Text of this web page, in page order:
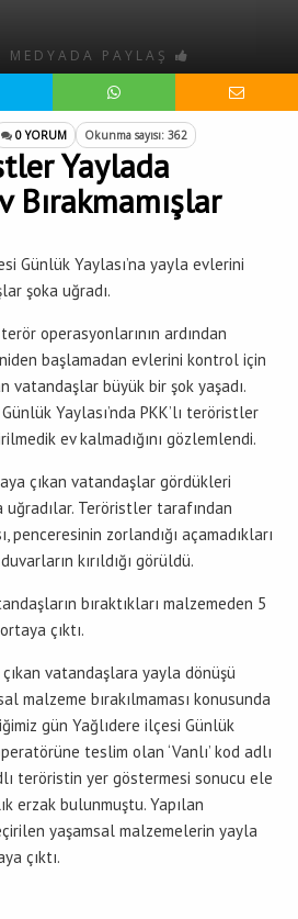
MEDYADA PAYLAŞ
0 YORUM Okunma sayısı: 362
Yaylada
Bırakmamışlar
Günlük Yaylası’na yayla evlerini
şoka uğradı.
operasyonlarının ardından
başlamadan evlerini kontrol için
vatandaşlar büyük bir şok yaşadı.
Yaylası’nda PKK’lı teröristler
ev kalmadığını gözlemlendi.
çıkan vatandaşlar gördükleri
uğradılar. Teröristler tarafından
penceresinin zorlandığı açamadıkları
kırıldığı görüldü.
bıraktıkları malzemeden 5
çıktı.
vatandaşlara yayla dönüşü
malzeme bırakılmaması konusunda
gün Yağlıdere ilçesi Günlük
teslim olan ‘Vanlı’ kod adlı
teröristin yer göstermesi sonucu ele
erzak bulunmuştu. Yapılan
yaşamsal malzemelerin yayla
çıktı.